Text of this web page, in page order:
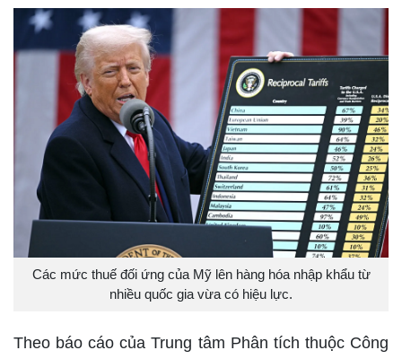
Các mức thuế đối ứng của Mỹ lên hàng hóa nhập khẩu từ
nhiều quốc gia vừa có hiệu lực.
Theo báo cáo của Trung tâm Phân tích thuộc Công